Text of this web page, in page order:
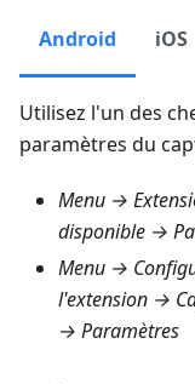
Android iOS
Utilisez l'un des
paramètres du
Menu →
disponible →
Menu →
l'extension →
→ Paramètres